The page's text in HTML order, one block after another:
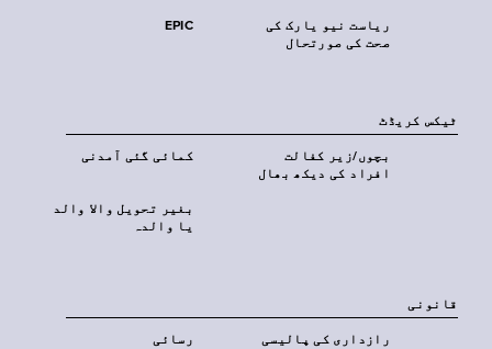
EPIC
ریاست نیو یارک کی
صحت کی صورتحال
ٹیکس کریڈٹ
کمائی گئی آمدنی
بچوں/زیر کفالت
افراد کی دیکھ بھال
بغیر تحویل والا والد
یا والدہ
قانونی
رسائی رازداری کی پالیسی